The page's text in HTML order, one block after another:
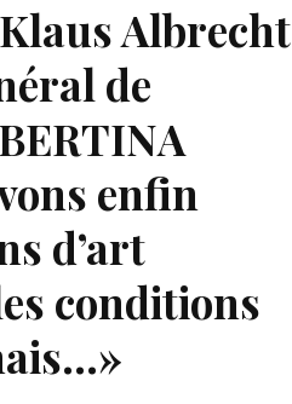
Albrecht
de
enfin
d’art
conditions
Kertész